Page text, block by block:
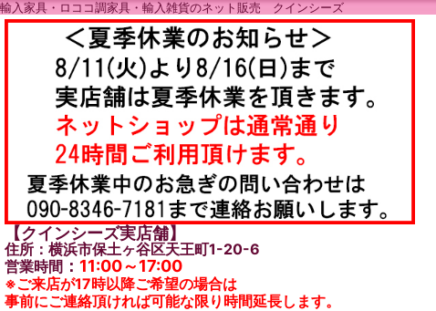
輸入家具・ロココ調家具・輸入雑貨のネット販売 クインシーズ
【クインシーズ実店舗】
住所：横浜市保土ヶ谷区天王町1-20-6
営業時間 ： 11:00～17:00
※ご来店が17時以降ご希望の場合は
事前にご連絡頂ければ可能な限り時間延長します。